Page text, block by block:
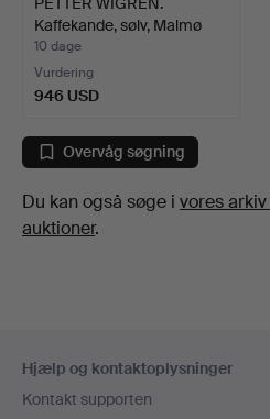
Kaffekande, sølv, Malmø
185…
10 dage
Vurdering
946 USD
Overvåg søgning
Du kan også søge i vores
auktioner.
Hjælp og kontaktoplysninger
Kontakt supporten